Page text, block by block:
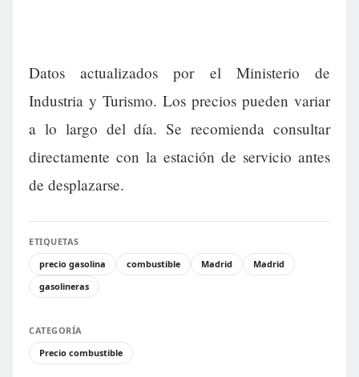
Datos actualizados por el Ministerio de
Industria y Turismo. Los precios pueden variar
a lo largo del día. Se recomienda consultar
directamente con la estación de servicio antes
de desplazarse.
ETIQUETAS
precio gasolina
combustible Madrid
Madrid
gasolineras
CATEGORÍA
Precio combustible